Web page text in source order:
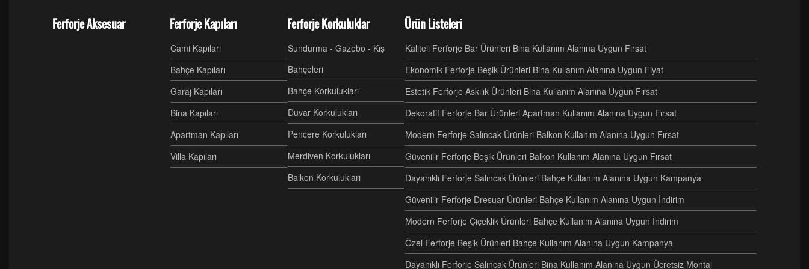
Ferforje Aksesuar Ferforje Kapıları
Cami Kapıları
Bahçe Kapıları
Garaj Kapıları
Bina Kapıları
Apartman Kapıları
Villa Kapıları
Ferforje Korkuluklar
Sundurma - Gazebo - Kış
Bahçeleri
Bahçe Korkulukları
Duvar Korkulukları
Pencere Korkulukları
Merdiven Korkulukları
Balkon Korkulukları
Ürün Listeleri
Kaliteli Ferforje Bar Ürünleri Bina Kullanım Alanına Uygun Fırsat
Ekonomik Ferforje Beşik Ürünleri Bina Kullanım Alanına Uygun Fiyat
Estetik Ferforje Askılık Ürünleri Bina Kullanım Alanına Uygun Fırsat
Dekoratif Ferforje Bar Ürünleri Apartman Kullanım Alanına Uygun Fırsat
Modern Ferforje Salıncak Ürünleri Balkon Kullanım Alanına Uygun Fırsat
Güvenilir Ferforje Beşik Ürünleri Balkon Kullanım Alanına Uygun Fırsat
Dayanıklı Ferforje Salıncak Ürünleri Bahçe Kullanım Alanına Uygun Kampanya
Güvenilir Ferforje Dresuar Ürünleri Bahçe Kullanım Alanına Uygun İndirim
Modern Ferforje Çiçeklik Ürünleri Bahçe Kullanım Alanına Uygun İndirim
Özel Ferforje Beşik Ürünleri Bahçe Kullanım Alanına Uygun Kampanya
Dayanıklı Ferforje Salıncak Ürünleri Bina Kullanım Alanına Uygun Ücretsiz Montaj